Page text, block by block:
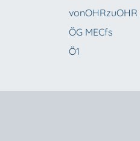
vonOHRzuOHR
ÖG MECfs
Ö1